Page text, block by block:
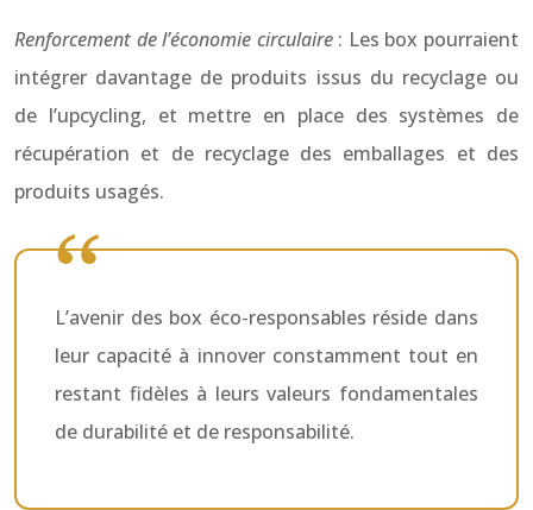
Renforcement de l’économie circulaire: Les box pourraient
intégrer davantage de produits issus du recyclage ou
de l’upcycling, et mettre en place des systèmes de
récupération et de recyclage des emballages et des
produits usagés.
L’avenir des box éco-responsables réside dans
leur capacité à innover constamment tout en
restant fidèles à leurs valeurs fondamentales
de durabilité et de responsabilité.